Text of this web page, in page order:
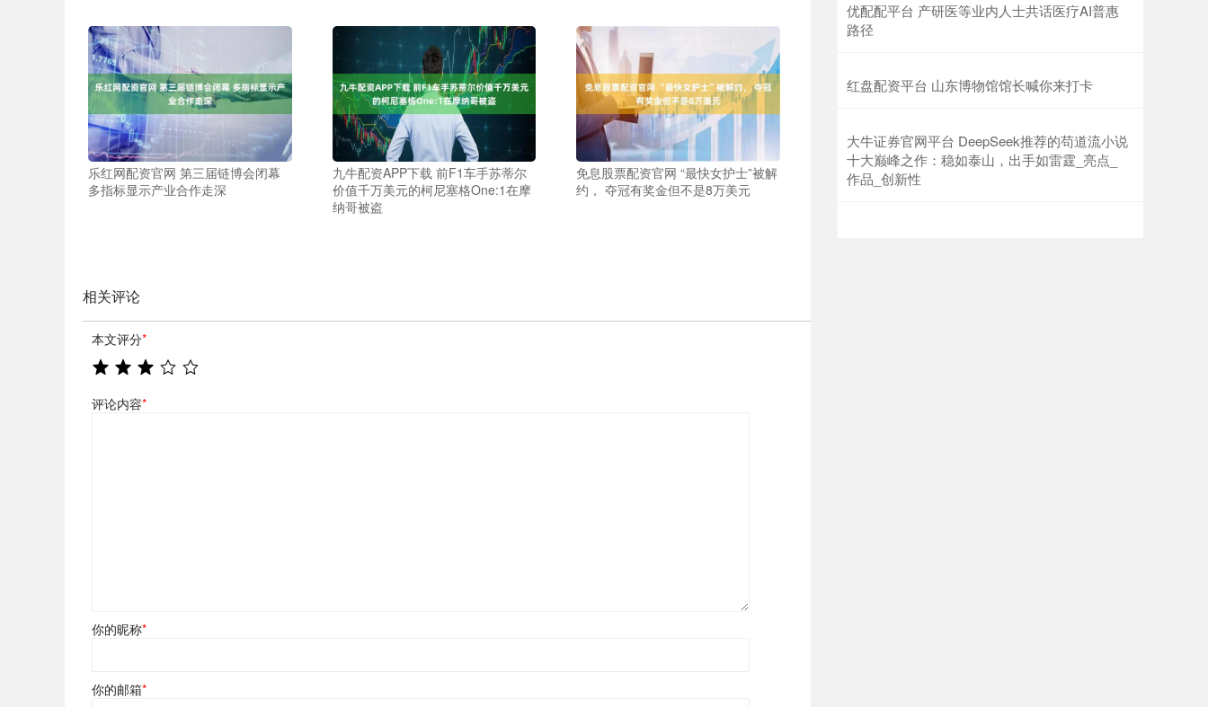
乐红网配资官网 第三届链博会闭幕
多指标显示产业合作走深
九牛配资APP下载 前F1车手苏蒂尔
价值千万美元的柯尼塞格One:1在摩
纳哥被盗
免息股票配资官网 “最快女护士”被解
约， 夺冠有奖金但不是8万美元
相关评论
本文评分*
评论内容*
你的昵称*
你的邮箱*
优配配平台 产研医等业内人士共话医疗AI普惠
路径
红盘配资平台 山东博物馆馆长喊你来打卡
大牛证券官网平台 DeepSeek推荐的苟道流小说
十大巅峰之作：稳如泰山，出手如雷霆_亮点_
作品_创新性